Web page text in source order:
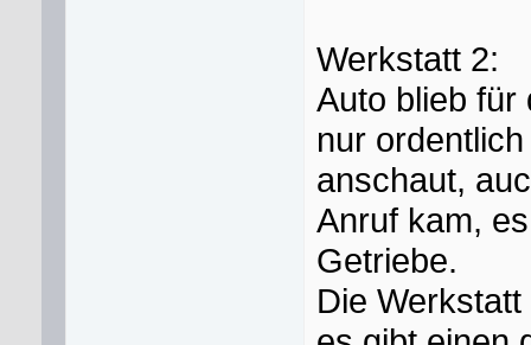
Werkstatt 2:
Auto blieb für
nur
anschaut,
Anruf kam,
Getriebe.
Die